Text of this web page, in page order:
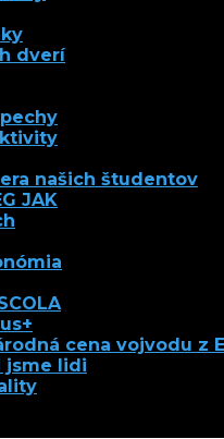
dverí
našich študentov
JAK
cena vojvodu z
jsme lidi